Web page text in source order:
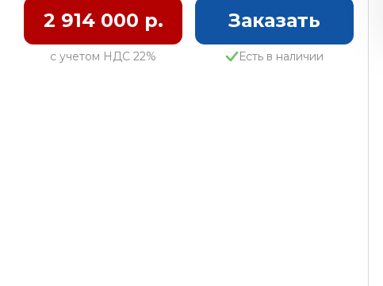
2 914 000 р.
с учетом НДС 22%
Заказать
Есть в наличии